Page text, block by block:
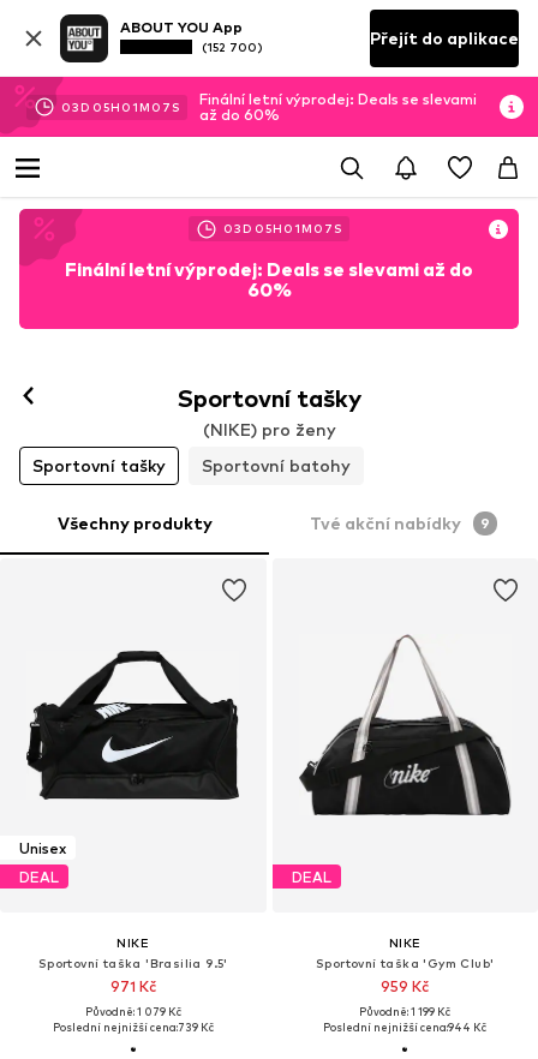
ABOUT YOU App
(152 700) Přejít do aplikace
03D 05H 01M 06 S
Finální letní výprodej: Deals se slevami
až do 60%
03D 05H 01M 06 S
Finální letní výprodej: Deals se slevami až do
60%
Sportovní tašky
(NIKE) pro ženy
Sportovní tašky
Sportovní batohy
Všechny produkty Tvé akční nabídky 9
Unisex
DEAL
NIKE
Sportovní taška 'Brasilia 9.5'
971 Kč
Původně: 1 079 Kč
Poslední nejnižší cena:739 Kč
DEAL
NIKE
Sportovní taška 'Gym Club'
959 Kč
Původně: 1 199 Kč
Poslední nejnižší cena:944 Kč